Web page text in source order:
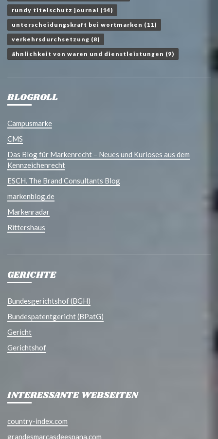
rundy titelschutz journal (14)
unterscheidungskraft bei wortmarken (11)
verkehrsdurchsetzung (8)
ähnlichkeit von waren und dienstleistungen (9)
BLOGROLL
Campusmarke
CMS
Das Blog für Markenrecht – Neues und Kurioses aus dem
Kennzeichenrecht
ESCH. The Brand Consultants Blog
markenblog.de
Markenradar
Rittershaus
GERICHTE
Bundesgerichtshof (BGH)
Bundespatentgericht (BPatG)
Gericht
Gerichtshof
INTERESSANTE WEBSEITEN
country-index.com
grandesmarcasdeespana.com